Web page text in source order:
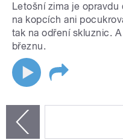
Letošní zima je opravdu
na kopcích ani
tak na odření skluznic.
březnu.